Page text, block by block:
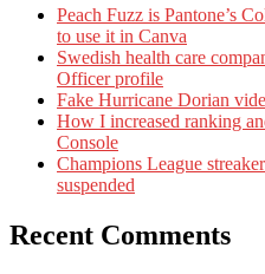
Peach Fuzz is Pantone’s
to use it in Canva
Swedish health care
Officer profile
Fake Hurricane Dorian
How I increased ranking
Console
Champions League
suspended
Recent Comments